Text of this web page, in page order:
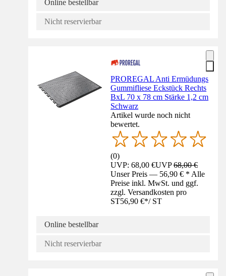
Online bestellbar
Nicht reservierbar
PROREGAL Anti Ermüdungs
Gummifliese Eckstück Rechts
BxL 70 x 78 cm Stärke 1,2 cm
Schwarz
Artikel wurde noch nicht
bewertet.
(0)
UVP: 68,00 €UVP68,00 €
Unser Preis — 56,90 € * Alle
Preise inkl. MwSt. und ggf.
zzgl. Versandkosten pro
ST56,90 €*/ ST
Online bestellbar
Nicht reservierbar